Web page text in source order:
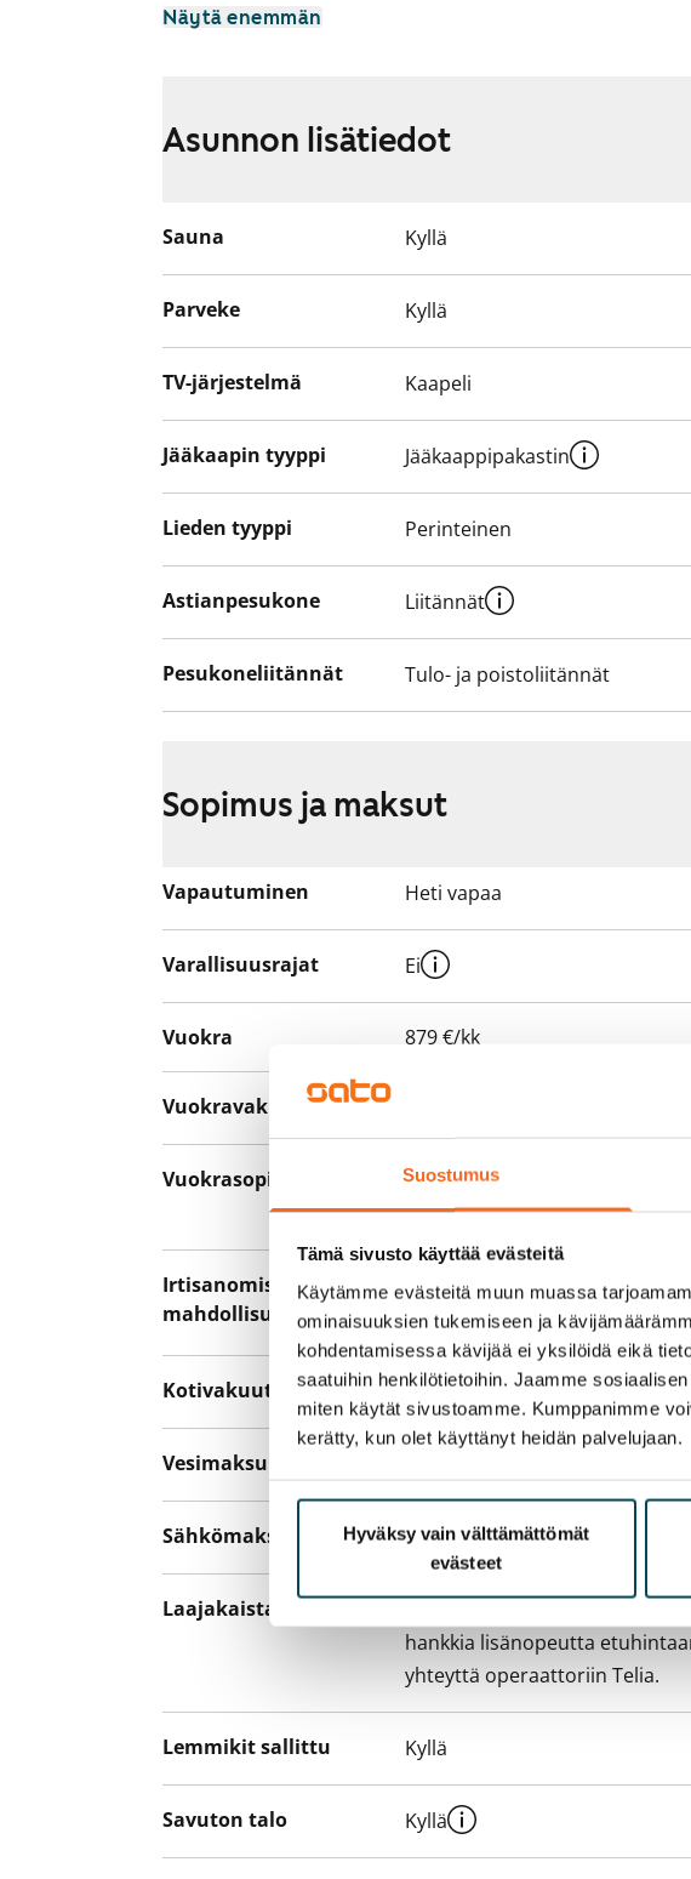
Suostumus
Tämä sivusto käyttää evästeitä
Käytämme evästeitä muun muassa
ominaisuuksien tukemiseen ja
kohdentamisessa kävijää ei yksilöidä eikä
saatuihin henkilötietoihin. Jaamme
miten käytät sivustoamme. Kumppanimme
kerätty, kun olet käyttänyt heidän palvelujaan.
Hyväksy vain välttämättömät
evästeet
Vaaleanharmaasävyinen keittiö yhdistyy saumattomasti
Saunassa on näppärä tuuletusikkuna.
Näytä enemmän
Asunnon lisätiedot
Sauna Kyllä
Parveke Kyllä
TV-järjestelmä Kaapeli
Jääkaapin tyyppi Jääkaappipakastin
Lieden tyyppi Perinteinen
Astianpesukone Liitännät
Pesukoneliitännät Tulo- ja poistoliitännät
Sopimus ja maksut
Vapautuminen Heti vapaa
Varallisuusrajat Ei
Vuokra 879 €/kk
Vuokravakuus
Vuokrasopimus
Toistaiseksi voimassa oleva,
asumisaika 12 kk
Irtisanomis­
mahdollisuus
12 kk vuokrasopimuksesta tai
sopimussakolla aiemmin
Kotivakuutus Pakollinen, ei sisälly vuokraan
Vesimaksu
Sähkömaksu Vuokralainen solmii itse
Laajakaista
hankkia lisänopeutta
yhteyttä operaattoriin Telia.
Lemmikit sallittu Kyllä
Savuton talo Kyllä